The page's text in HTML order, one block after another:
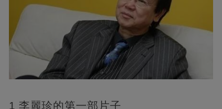
1 李麗珍的第一部片子